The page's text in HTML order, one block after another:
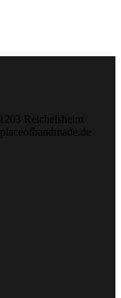
Reichelsheim